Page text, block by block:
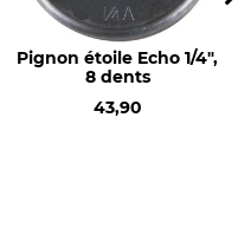
Type de pignon
Pignon étoile Echo 1/4",
8 dents
43,90